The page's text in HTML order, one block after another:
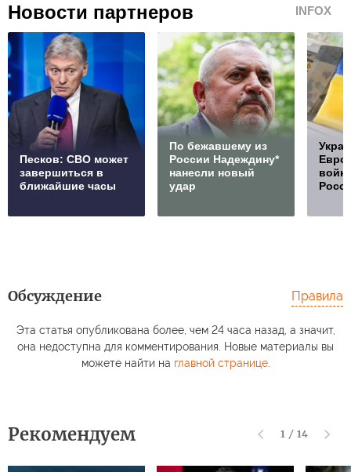
Новости партнеров INFOX
Песков: СВО может
завершиться в
ближайшие часы
По бежавшему из
России Надеждину*
нанесли новый
удар
Обсуждение Правила
Эта статья опубликована более, чем 24 часа назад, а значит,
она недоступна для комментирования. Новые материалы вы
можете найти на главной странице.
Рекомендуем 1 / 14